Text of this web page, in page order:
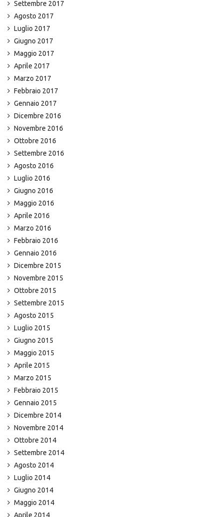
Settembre 2017
Agosto 2017
Luglio 2017
Giugno 2017
Maggio 2017
Aprile 2017
Marzo 2017
Febbraio 2017
Gennaio 2017
Dicembre 2016
Novembre 2016
Ottobre 2016
Settembre 2016
Agosto 2016
Luglio 2016
Giugno 2016
Maggio 2016
Aprile 2016
Marzo 2016
Febbraio 2016
Gennaio 2016
Dicembre 2015
Novembre 2015
Ottobre 2015
Settembre 2015
Agosto 2015
Luglio 2015
Giugno 2015
Maggio 2015
Aprile 2015
Marzo 2015
Febbraio 2015
Gennaio 2015
Dicembre 2014
Novembre 2014
Ottobre 2014
Settembre 2014
Agosto 2014
Luglio 2014
Giugno 2014
Maggio 2014
Aprile 2014